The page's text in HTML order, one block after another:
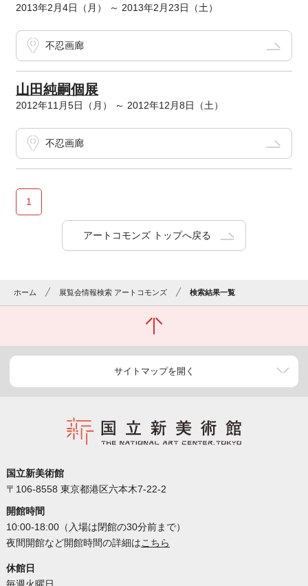
2013年2月4日（月） ～ 2013年2月23日（土）
不忍画廊
山田純嗣個展
2012年11月5日（月） ～ 2012年12月8日（土）
不忍画廊
1
アートコモンズ トップへ戻る
ホーム 展覧会情報検索 アートコモンズ 検索結果一覧
サイトマップを開く
国立新美術館
〒106-8558 東京都港区六本木7-22-2
開館時間
10:00-18:00（入場は閉館の30分前まで）
夜間開館など開館時間の詳細はこちら
休館日
毎週火曜日